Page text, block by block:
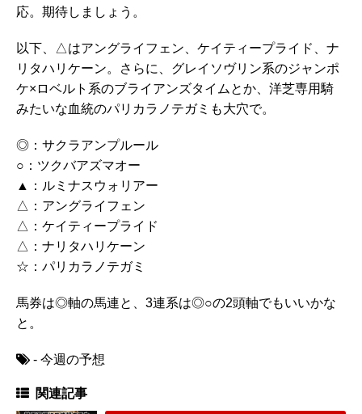
応。期待しましょう。
以下、△はアングライフェン、ケイティープライド、ナ
リタハリケーン。さらに、グレイソヴリン系のジャンポ
ケ×ロベルト系のブライアンズタイムとか、洋芝専用騎
みたいな血統のパリカラノテガミも大穴で。
◎：サクラアンプルール
○：ツクバアズマオー
▲：ルミナスウォリアー
△：アングライフェン
△：ケイティープライド
△：ナリタハリケーン
☆：パリカラノテガミ
馬券は◎軸の馬連と、3連系は◎○の2頭軸でもいいかな
と。
- 今週の予想
関連記事